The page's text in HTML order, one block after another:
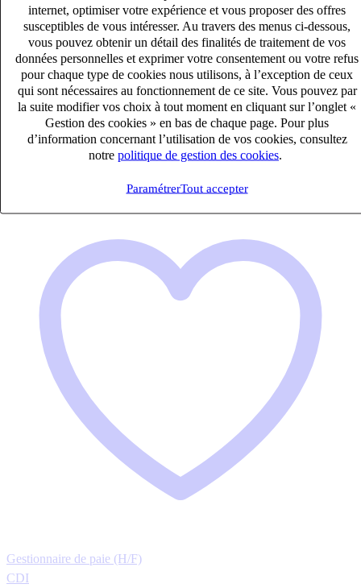
internet, optimiser votre expérience et vous proposer des offres
susceptibles de vous intéresser. Au travers des menus ci-dessous,
vous pouvez obtenir un détail des finalités de traitement de vos
données personnelles et exprimer votre consentement ou votre refus
pour chaque type de cookies nous utilisons, à l’exception de ceux
qui sont nécessaires au fonctionnement de ce site. Vous pouvez par
la suite modifier vos choix à tout moment en cliquant sur l’onglet «
Gestion des cookies » en bas de chaque page. Pour plus
d’information concernant l’utilisation de vos cookies, consultez
notre politique de gestion des cookies
ParamétrerTout accepter
Collaborateur comptable (H/F)
CDI
27k – 33k €
Saint-Brieuc, Côtes-d'Armor (22000)
Publié le 06/08/2026
Gestionnaire de paie (H/F)
CDI